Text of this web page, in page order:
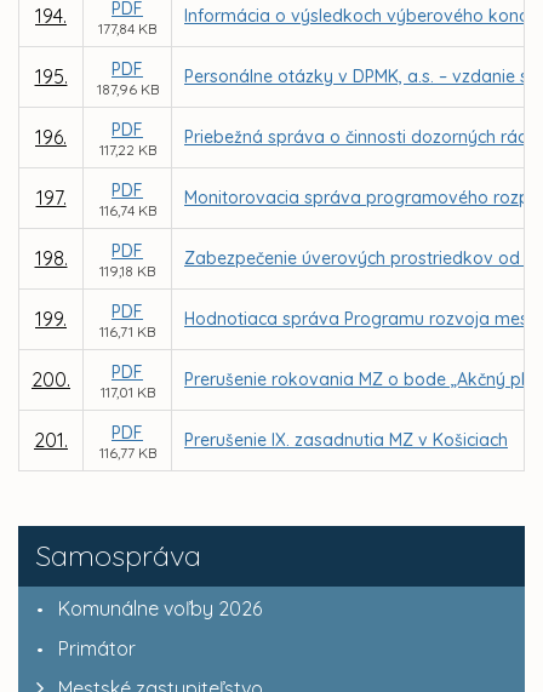
Samospráva
Komunálne voľby 2026
Primátor
194. PDF
177,84 KB
Informácia o výsledkoch výberového
195. PDF
187,96 KB
Personálne otázky v DPMK, a.s. – vzdanie
196. PDF
117,22 KB
Priebežná správa o činnosti dozorných rád
197. PDF
116,74 KB
Monitorovacia správa programového
198. PDF
119,18 KB
Zabezpečenie úverových prostriedkov od
199. PDF
116,71 KB
Hodnotiaca správa Programu rozvoja
200. PDF
117,01 KB
Prerušenie rokovania MZ o bode „Akčný
201. PDF
116,77 KB
Prerušenie IX. zasadnutia MZ v Košiciach